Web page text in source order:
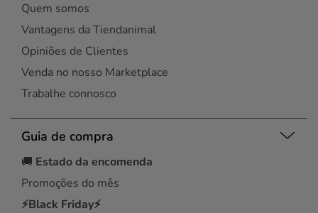
Quem somos
Vantagens da Tiendanimal
Opiniões de Clientes
Venda no nosso Marketplace
Trabalhe connosco
Guia de compra
🚚 Estado da encomenda
Promoções do mês
⚡Black Friday⚡